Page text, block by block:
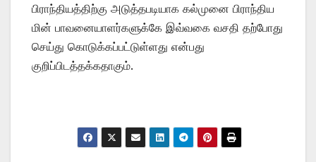
பிராந்தியத்திற்கு அடுத்தபடியாக கல்முனை பிராந்திய
மின் பாவனையாளர்களுக்கே இவ்வகை வசதி தற்போது
செய்து கொடுக்கப்பட்டுள்ளது என்பது
குறிப்பிடத்தக்கதாகும்.